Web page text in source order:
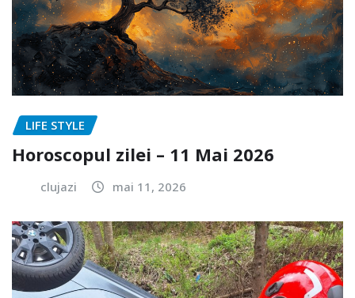
LIFE STYLE
Horoscopul zilei – 11 Mai 2026
clujazi mai 11, 2026